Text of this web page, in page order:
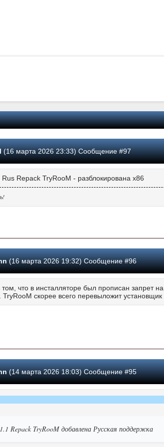
(16 марта 2026 23:33) Сообщение #97
Repack TryRooM - разблокирована x86
(16 марта 2026 19:32) Сообщение #96
что в инсталляторе был прописан запрет
скорее всего перевыложит установщик
(14 марта 2026 18:03) Сообщение #95
Repack TryRooM добавлена Русская поддержка